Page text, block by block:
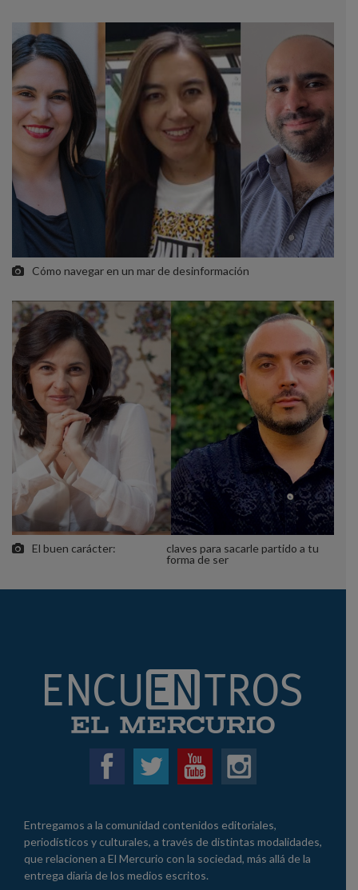
Cómo navegar en un mar de desinformación
El buen carácter:
claves para sacarle partido a tu
forma de ser
Entregamos a la comunidad contenidos editoriales,
periodísticos y culturales, a través de distintas modalidades,
que relacionen a El Mercurio con la sociedad, más allá de la
entrega diaria de los medios escritos.